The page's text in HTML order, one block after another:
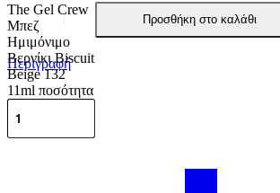
The Gel Crew
Μπεζ
Ημιμόνιμο
Βερνίκι Biscuit
Beige 132
11ml ποσότητα
Προσθήκη στο καλάθι
Περιγραφή